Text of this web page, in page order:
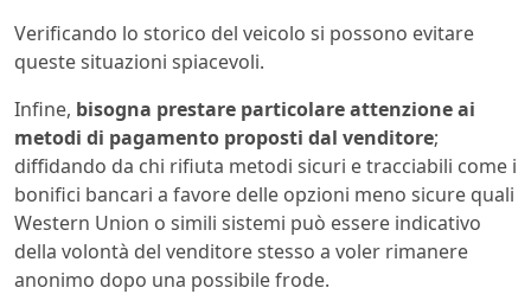
Verificando lo storico del veicolo si possono evitare
queste situazioni spiacevoli.
Infine, bisogna prestare particolare attenzione ai
metodi di pagamento proposti dal venditore;
diffidando da chi rifiuta metodi sicuri e tracciabili come i
bonifici bancari a favore delle opzioni meno sicure quali
Western Union o simili sistemi può essere indicativo
della volontà del venditore stesso a voler rimanere
anonimo dopo una possibile frode.